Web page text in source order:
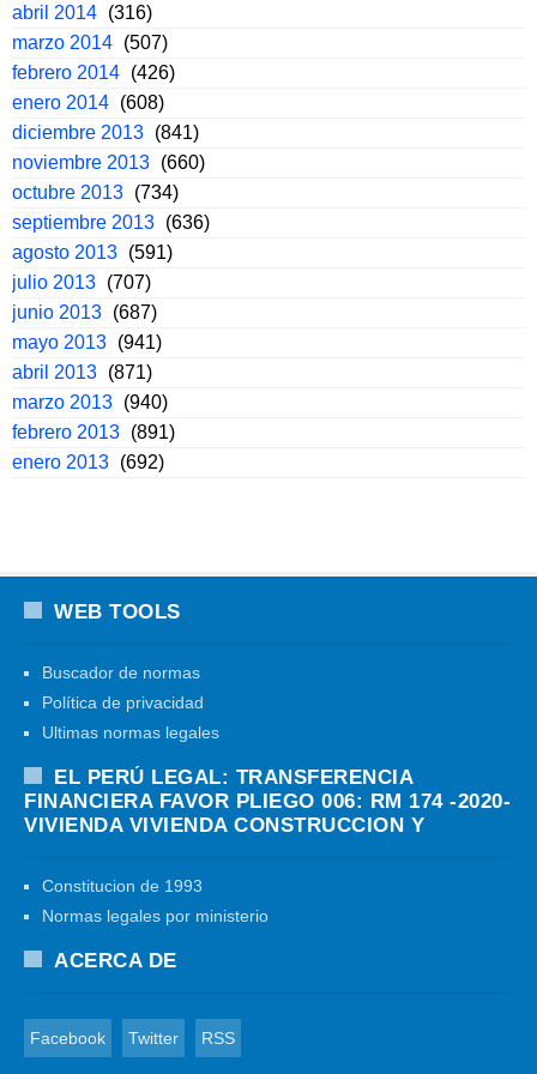
abril 2014 (316)
marzo 2014 (507)
febrero 2014 (426)
enero 2014 (608)
diciembre 2013 (841)
noviembre 2013 (660)
octubre 2013 (734)
septiembre 2013 (636)
agosto 2013 (591)
julio 2013 (707)
junio 2013 (687)
mayo 2013 (941)
abril 2013 (871)
marzo 2013 (940)
febrero 2013 (891)
enero 2013 (692)
WEB TOOLS
Buscador de normas
Política de privacidad
Ultimas normas legales
EL PERÚ LEGAL: TRANSFERENCIA
FINANCIERA FAVOR PLIEGO 006: RM 174 -2020-
VIVIENDA VIVIENDA CONSTRUCCION Y
Constitucion de 1993
Normas legales por ministerio
ACERCA DE
Facebook Twitter RSS